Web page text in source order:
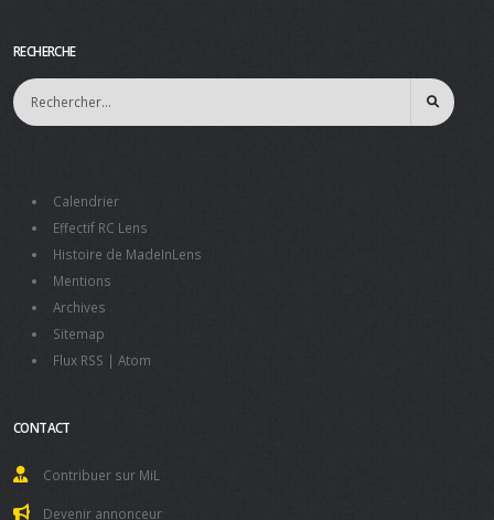
RECHERCHE
Calendrier
Effectif RC Lens
Histoire de MadeInLens
Mentions
Archives
Sitemap
Flux RSS | Atom
CONTACT
Contribuer sur MiL
Devenir annonceur